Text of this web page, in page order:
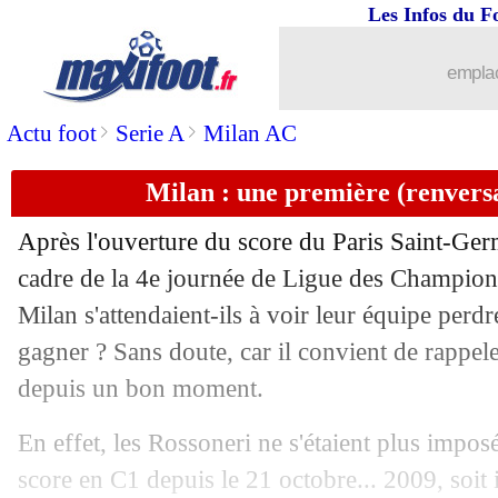
Actu foot> Serie A> Milan AC
Les Infos du
Milan : une première
Après l'ouverture du score du Paris Saint-
cadre de la 4e journée de Ligue des
Milan s'attendaient-ils à voir leur équipe
gagner ? Sans doute, car il convient de
depuis un bon moment.
En effet, les Rossoneri ne s'étaient plus
score en C1 depuis le 21 octobre... 2009,
: Mendy revient sur son été
08/11 EdF: le Mondial a changé Disasi
08/11 LdC (U19): Lens battu par le PSV
08/11 Argentine: l'anecdote de Dybala sur
PSG : Dhorasoo pas convaincu par
08/11 EdF: reprendre un club, Deschamps
Real : Piqué dénigre la dernière C1